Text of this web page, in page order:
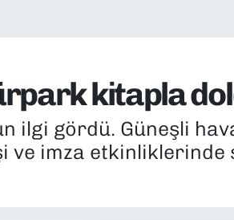
kitapla
ilgi gördü. Güneşli
ve imza etkinliklerinde